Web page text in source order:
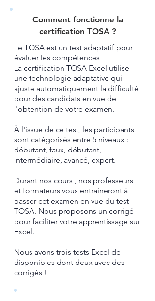
Comment fonctionne la
certification TOSA ?​
Le TOSA est un test adaptatif pour
évaluer les compétences
La certification TOSA Excel utilise
une technologie adaptative qui
ajuste automatiquement la difficulté
pour des candidats en vue de
l'obtention de votre examen.
À l'issue de ce test, les participants
sont catégorisés entre 5 niveaux :
débutant, faux, débutant,
intermédiaire, avancé, expert.
Durant nos cours , nos professeurs
et formateurs vous entraineront à
passer cet examen en vue du test
TOSA. ​ Nous proposons un corrigé
pour faciliter votre apprentissage sur
Excel.​
Nous avons trois tests Excel de
disponibles dont deux avec des
corrigés !